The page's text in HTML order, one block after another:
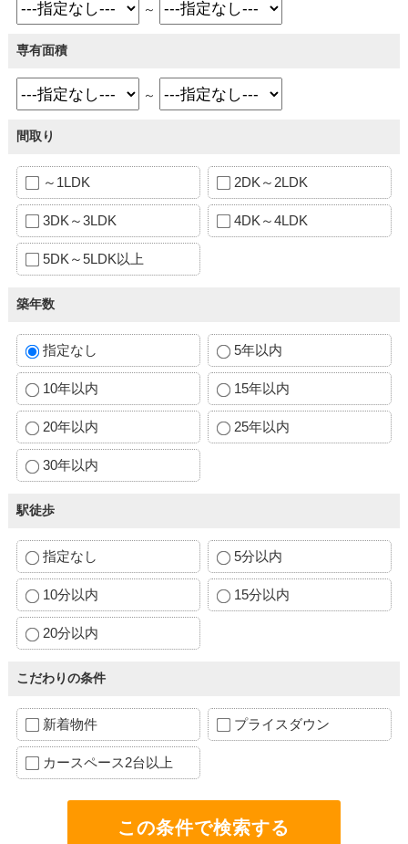
～
専有面積
～
間取り
～1LDK 2DK～2LDK
3DK～3LDK 4DK～4LDK
5DK～5LDK以上
築年数
指定なし 5年以内
10年以内 15年以内
20年以内 25年以内
30年以内
駅徒歩
指定なし 5分以内
10分以内 15分以内
20分以内
こだわりの条件
新着物件 プライスダウン
カースペース2台以上